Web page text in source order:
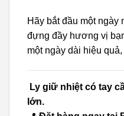
Hãy bắt đầu một
đựng đầy hương vị
một ngày dài hiệu
Ly giữ nhiệt có tay
lớn.